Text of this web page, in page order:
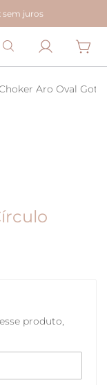
sem juros
Aro Oval Gota